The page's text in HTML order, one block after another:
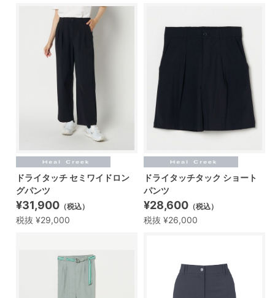
ドライタッチ セミワイドロン
グパンツ
¥31,900 （税込）
税抜 ¥29,000
ドライタッチタック ショート
パンツ
¥28,600 （税込）
税抜 ¥26,000